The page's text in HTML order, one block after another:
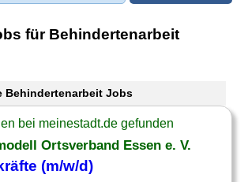
für Behindertenarbeit
Behindertenarbeit Jobs
bei meinestadt.de gefunden
Ortsverband Essen e. V.
(m/w/d)